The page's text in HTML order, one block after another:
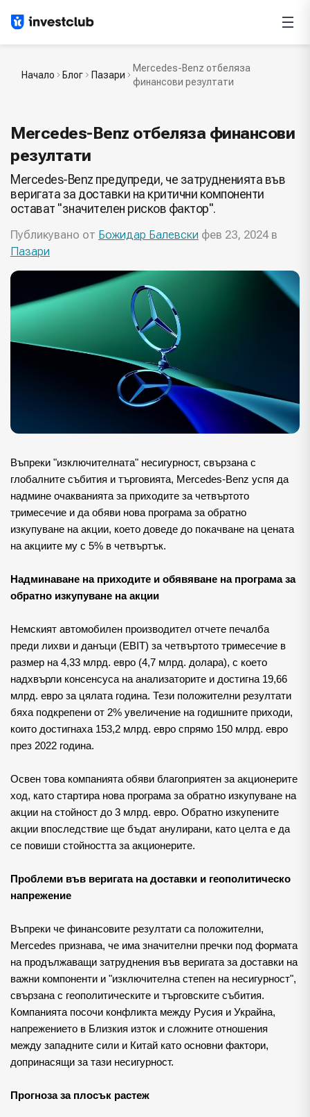
Начало Блог Пазари
Mercedes-Benz отбеляза
финансови резултати
Mercedes-Benz отбеляза финансови
резултати
Mercedes-Benz предупреди, че затрудненията във
веригата за доставки на критични компоненти
остават "значителен рисков фактор".
Публикувано от Божидар Балевски фев 23, 2024 в
Пазари
Въпреки "изключителната" несигурност, свързана с
глобалните събития и търговията, Mercedes-Benz успя да
надмине очакванията за приходите за четвъртото
тримесечие и да обяви нова програма за обратно
изкупуване на акции, което доведе до покачване на цената
на акциите му с 5% в четвъртък.
Надминаване на приходите и обявяване на програма за
обратно изкупуване на акции
Немският автомобилен производител отчете печалба
преди лихви и данъци (EBIT) за четвъртото тримесечие в
размер на 4,33 млрд. евро (4,7 млрд. долара), с което
надхвърли консенсуса на анализаторите и достигна 19,66
млрд. евро за цялата година. Тези положителни резултати
бяха подкрепени от 2% увеличение на годишните приходи,
които достигнаха 153,2 млрд. евро спрямо 150 млрд. евро
през 2022 година.
Освен това компанията обяви благоприятен за акционерите
ход, като стартира нова програма за обратно изкупуване на
акции на стойност до 3 млрд. евро. Обратно изкупените
акции впоследствие ще бъдат анулирани, като целта е да
се повиши стойността за акционерите.
Проблеми във веригата на доставки и геополитическо
напрежение
Въпреки че финансовите резултати са положителни,
Mercedes признава, че има значителни пречки под формата
на продължаващи затруднения във веригата за доставки на
важни компоненти и "изключителна степен на несигурност",
свързана с геополитическите и търговските събития.
Компанията посочи конфликта между Русия и Украйна,
напрежението в Близкия изток и сложните отношения
между западните сили и Китай като основни фактори,
допринасящи за тази несигурност.
Прогноза за плосък растеж